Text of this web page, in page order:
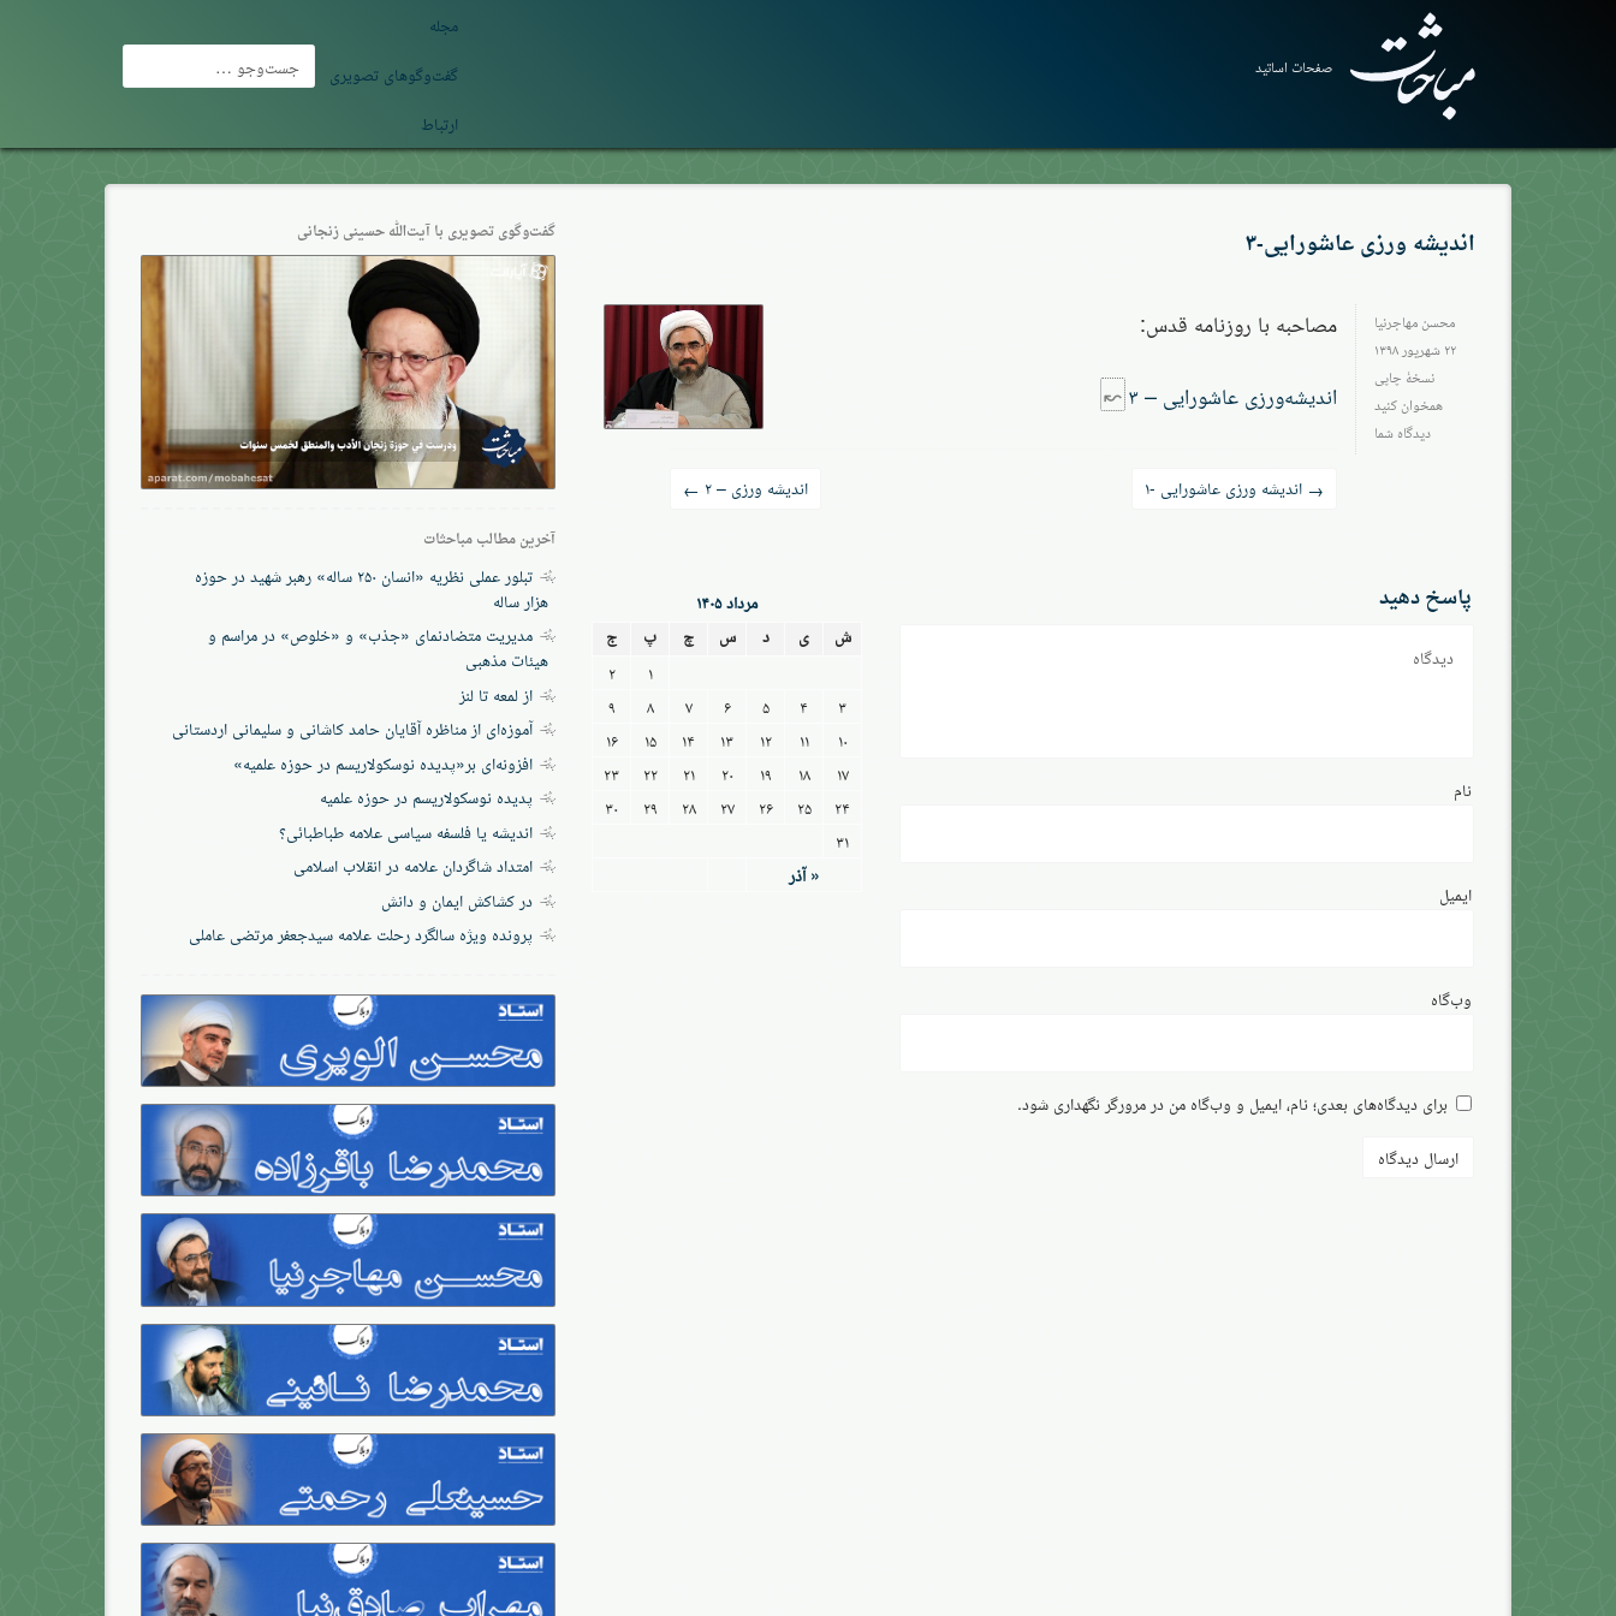
صفحات اساتید
برای:
مجله
گفت‌وگوهای تصویری
ارتباط
اندیشه ورزی عاشورایی-۳
محسن مهاجرنیا
۲۲ شهریور ۱۳۹۸
نسخهٔ چاپی
همخوان کنید
دیدگاه شما
مصاحبه با روزنامه قدس:
اندیشه‌ورزی عاشورایی – ۳
راه‌بری
→ اندیشه ورزی عاشورایی -۱ اندیشه ورزی – ۲ ←
پاسخ دهید
نام
ایمیل
وب‌گاه
برای دیدگاه‌های بعدی؛ نام، ایمیل و وب‌گاه من در مرورگر نگهداری شود.
مرداد ۱۴۰۵
ش
ی د س چ پ
ج
۱
۲
۳
۴ ۵ ۶ ۷ ۸
۹
۱۰
۱۱ ۱۲ ۱۳ ۱۴ ۱۵
۱۶
۱۷
۱۸ ۱۹ ۲۰ ۲۱ ۲۲
۲۳
۲۴
۲۵ ۲۶ ۲۷ ۲۸ ۲۹
۳۰
۳۱
« آذر
گفت‌وگو‌ی تصویری با آیت‌الله حسینی زنجانی
آخرین مطالب مباحثات
تبلور عملی نظریه «انسان ۲۵۰ ساله» رهبر شهید در حوزه
هزار ساله
مدیریت متضادنمای «جذب» و «خلوص» در مراسم و
هیئات مذهبی
از لمعه تا لنز
آموزه‌ای از مناظره آقایان حامد کاشانی و سلیمانی اردستانی
افزونه‌ای بر«پدیده نوسکولاریسم در حوزه‌ علمیه»
پدیده نوسکولاریسم در حوزه علمیه
اندیشه یا فلسفه سیاسی علامه طباطبائی؟
امتداد شاگردان علامه در انقلاب اسلامی
در کشاکش ایمان و دانش
پرونده‌ ویژه سالگرد رحلت علامه سیدجعفر مرتضی عاملی